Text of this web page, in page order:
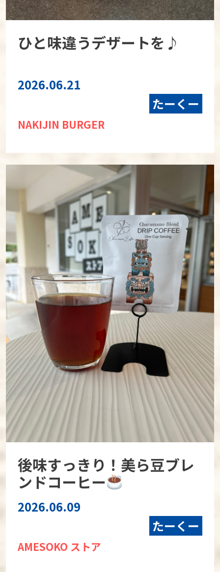
ひと味違うデザートを♪
2026.06.21
たーくー
NAKIJIN BURGER
後味すっきり！美ら豆ブレ
ンドコーヒー
2026.06.09
たーくー
AMESOKO ストア